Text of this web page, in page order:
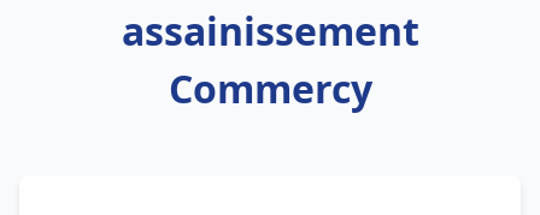
assainissement
Commercy